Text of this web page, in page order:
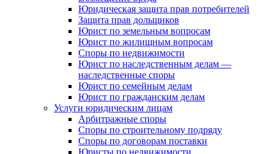
Юридическая защита прав потребителей
Защита прав дольщиков
Юрист по земельным вопросам
Юрист по жилищным вопросам
Споры по недвижимости
Юрист по наследственным делам —
наследственные споры
Юрист по семейным делам
Юрист по гражданским делам
Услуги юридическим лицам
Арбитражные споры
Споры по строительному подряду
Споры по договорам поставки
Юристы по недвижимости